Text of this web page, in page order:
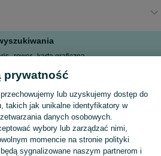
rower karta graficzna
stół i krzesła
Skorzystaj z największego serwisu ogłoszeniowego - Sępólno Krajeńskie i okolice! Kupuj to, czego pragniesz i sprzedawaj to, czego już nie potrzebujesz!
prywatność
lub uzyskujemy dostęp do
takich jak unikalne identyfikatory w
danych osobowych.
wybory lub zarządzać nimi,
momencie na stronie polityki
sygnalizowane naszym partnerom i